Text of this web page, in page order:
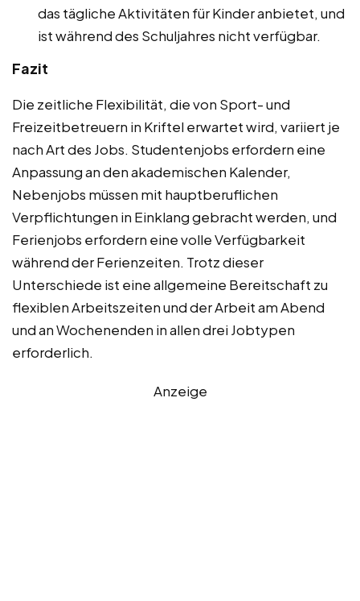
das tägliche Aktivitäten für Kinder anbietet, und
ist während des Schuljahres nicht verfügbar.
Fazit
Die zeitliche Flexibilität, die von Sport- und
Freizeitbetreuern in Kriftel erwartet wird, variiert je
nach Art des Jobs. Studentenjobs erfordern eine
Anpassung an den akademischen Kalender,
Nebenjobs müssen mit hauptberuflichen
Verpflichtungen in Einklang gebracht werden, und
Ferienjobs erfordern eine volle Verfügbarkeit
während der Ferienzeiten. Trotz dieser
Unterschiede ist eine allgemeine Bereitschaft zu
flexiblen Arbeitszeiten und der Arbeit am Abend
und an Wochenenden in allen drei Jobtypen
erforderlich.
Anzeige